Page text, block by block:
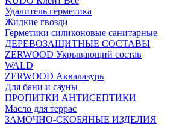
Удалитель герметика
Жидкие гвозди
Герметики силиконовые санитарные
ДЕРЕВОЗАЩИТНЫЕ СОСТАВЫ
ZERWOOD Укрывающий состав
WALD
ZERWOOD Аквалазурь
Для бани и сауны
ПРОПИТКИ АНТИСЕПТИКИ
Масло для террас
ЗАМОЧНО-СКОБЯНЫЕ ИЗДЕЛИЯ